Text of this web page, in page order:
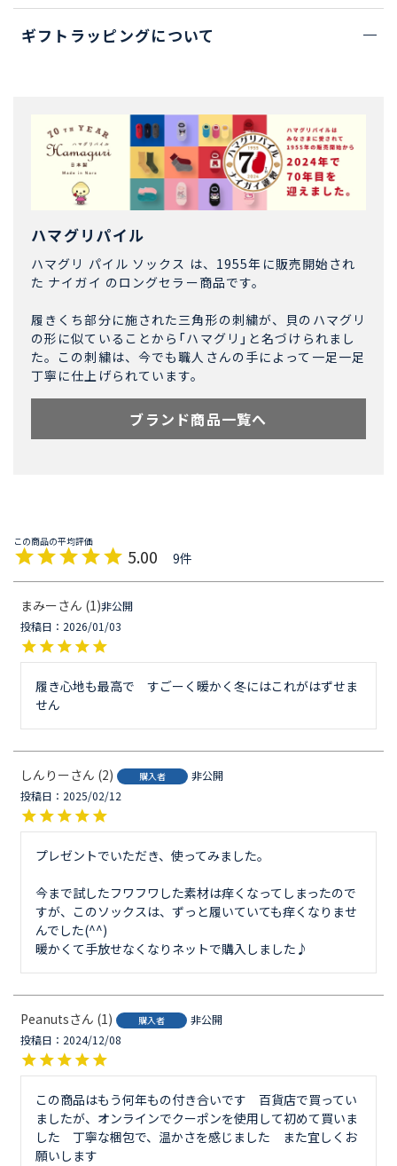
ギフトラッピングについて
ハマグリパイル
ハマグリ パイル ソックス は、1955年に販売開始され
た ナイガイ のロングセラー商品です。
履きくち部分に施された三角形の刺繍が、貝のハマグリ
の形に似ていることから「ハマグリ」と名づけられまし
た。この刺繍は、今でも職人さんの手によって一足一足
丁寧に仕上げられています。
ブランド商品一覧へ
5.00 9
まみー 1 非公開
投稿日
2026/01/03
履き心地も最高で　すごーく暖かく冬にはこれがはずせま
せん
しんりー 2 購入者
非公開
投稿日
2025/02/12
プレゼントでいただき、使ってみました。
今まで試したフワフワした素材は痒くなってしまったので
すが、このソックスは、ずっと履いていても痒くなりませ
んでした(^^)
暖かくて手放せなくなりネットで購入しました♪
Peanuts 1 購入者
非公開
投稿日
2024/12/08
この商品はもう何年もの付き合いです　百貨店で買ってい
ましたが、オンラインでクーポンを使用して初めて買いま
した　丁寧な梱包で、温かさを感じました　また宜しくお
願いします